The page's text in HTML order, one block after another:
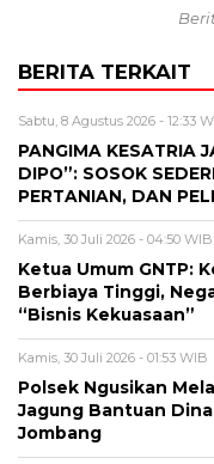
BERITA TERKAIT
Sabtu, 8 Agustus 2026 - 12:33
PANGIMA KESATRIA
DIPO”: SOSOK
PERTANIAN, DAN
Kamis, 30 Juli 2026 - 04:50 WIB
Ketua Umum GNTP:
Berbiaya Tinggi,
“Bisnis Kekuasaan”
Kamis, 30 Juli 2026 - 01:53 WIB
Polsek Ngusikan
Jagung Bantuan
Jombang